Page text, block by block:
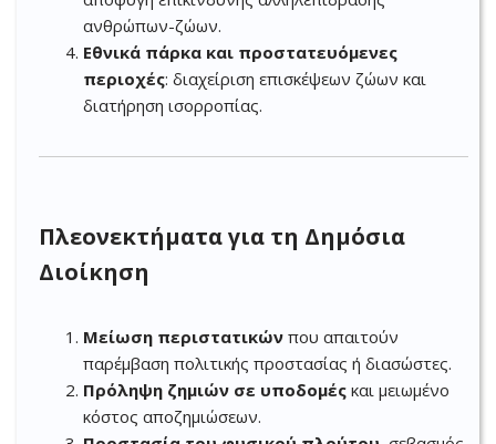
ανθρώπων-ζώων.
Εθνικά πάρκα και προστατευόμενες
περιοχές: διαχείριση επισκέψεων ζώων και
διατήρηση ισορροπίας.
Πλεονεκτήματα για τη Δημόσια
Διοίκηση
Μείωση περιστατικών που απαιτούν
παρέμβαση πολιτικής προστασίας ή διασώστες.
Πρόληψη ζημιών σε υποδομές και μειωμένο
κόστος αποζημιώσεων.